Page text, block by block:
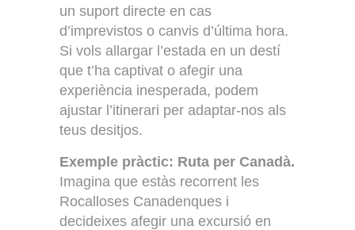
un suport directe en cas
d’imprevistos o canvis d’última hora.
Si vols allargar l’estada en un destí
que t’ha captivat o afegir una
experiència inesperada, podem
ajustar l’itinerari per adaptar-nos als
teus desitjos.
Exemple pràctic: Ruta per Canadà.
Imagina que estàs recorrent les
Rocalloses Canadenques i
decideixes afegir una excursió en